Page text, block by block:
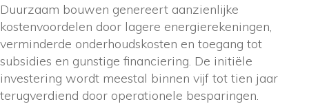
Duurzaam bouwen genereert aanzienlijke
kostenvoordelen door lagere energierekeningen,
verminderde onderhoudskosten en toegang tot
subsidies en gunstige financiering. De initiële
investering wordt meestal binnen vijf tot tien jaar
terugverdiend door operationele besparingen.